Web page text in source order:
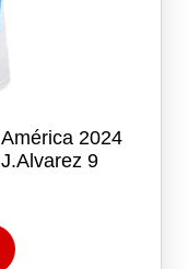
2024
9
produktet